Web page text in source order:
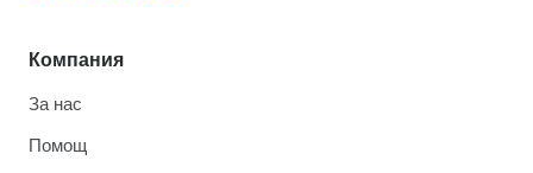
Компания
За нас
Помощ